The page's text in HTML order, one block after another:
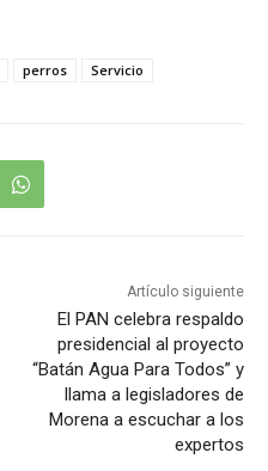
perros Servicio
Artículo siguiente
El PAN celebra respaldo
presidencial al proyecto
“Batán Agua Para Todos” y
llama a legisladores de
Morena a escuchar a los
expertos